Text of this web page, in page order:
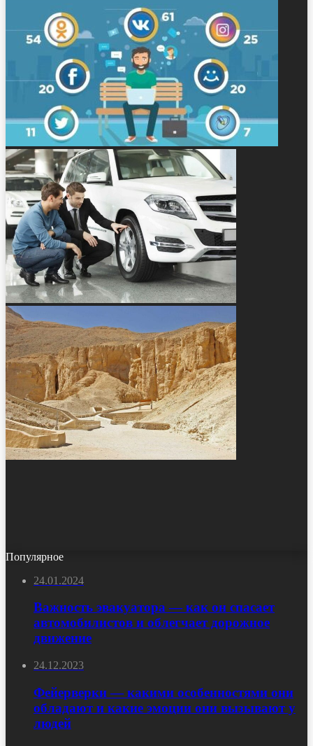
Популярное
24.01.2024
Важность эвакуатора — как он спасает
автомобилистов и облегчает дорожное
движение
24.12.2023
Фейерверки — какими особенностями они
обладают и какие эмоции они вызывают у
людей